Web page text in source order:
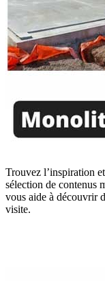
Trouvez l’inspiration
sélection de contenus
vous aide à découvrir
visite.